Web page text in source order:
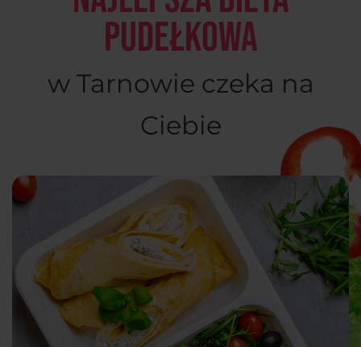
pudełkowa
w Tarnowie czeka na
Ciebie